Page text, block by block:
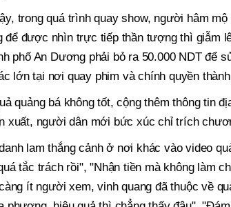
trong quá trình quay show, người hâm
để được nhìn trực tiếp thần tượng thì giẫm
phố An Dương phải bỏ ra 50.000 NDT để
lớn tại nơi quay phim và chính quyền
quảng bá không tốt, cộng thêm thông tin
xuất, người dân mới bức xúc chỉ trích
lam thắng cảnh ở nơi khác vào video
tắc trách rồi", "Nhận tiền mà không làm
ít người xem, vinh quang đã thuộc về